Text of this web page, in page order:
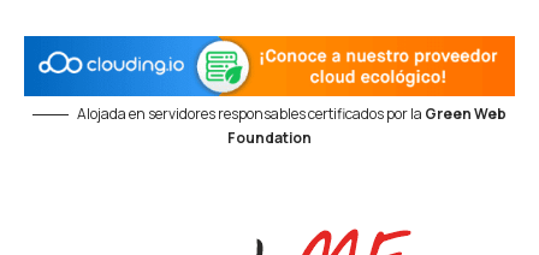
Alojada en servidores responsables certificados por la Green Web
Foundation